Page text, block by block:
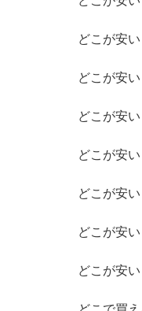
どこが安
どこが安
どこが安
どこが安
どこが安
どこが安
どこが安